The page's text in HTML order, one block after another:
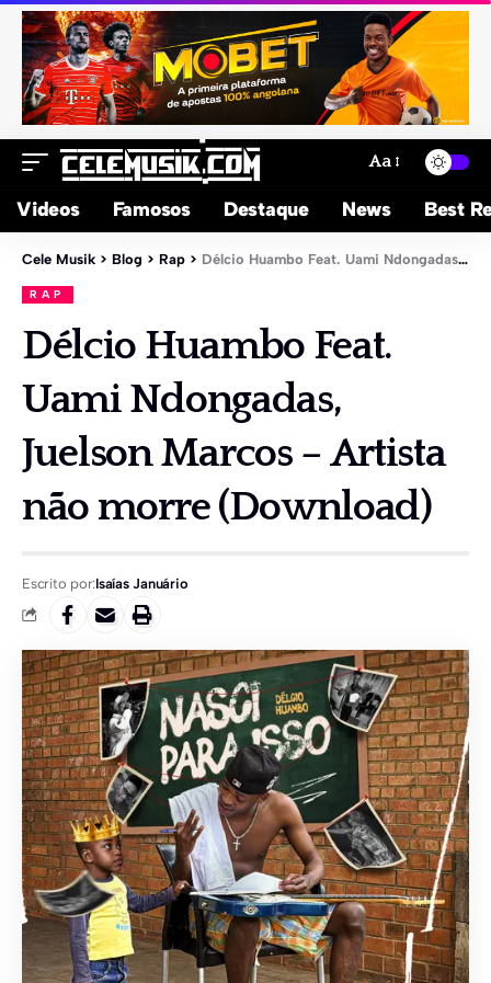
Aa
Videos Famosos Destaque News Best
Cele Musik > Blog > Rap > Délcio Huambo Feat. Uami Ndongadas, Juelson Marcos – Artista não morre (Download)
RAP
Délcio Huambo Feat.
Uami Ndongadas,
Juelson Marcos – Artista
não morre (Download)
Escrito por:Isaías Januário